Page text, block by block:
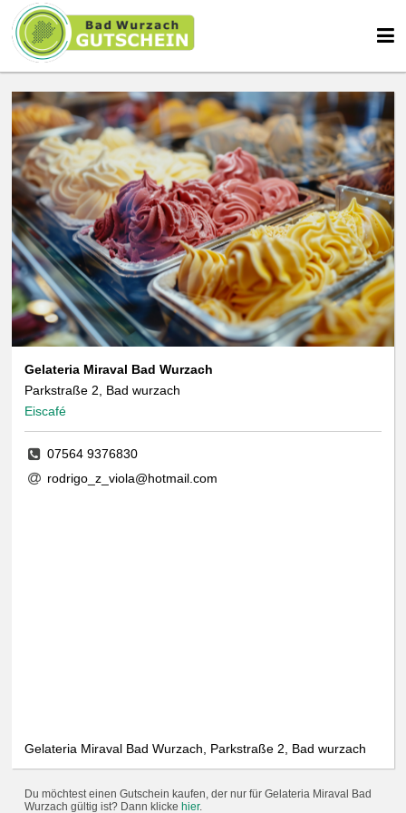
Gelateria Miraval Bad Wurzach
Parkstraße 2, Bad wurzach
Eiscafé
07564 9376830
rodrigo_z_viola@hotmail.com
Gelateria Miraval Bad Wurzach, Parkstraße 2, Bad wurzach
Du möchtest einen Gutschein kaufen, der nur für Gelateria Miraval Bad
Wurzach gültig ist? Dann klicke hier.